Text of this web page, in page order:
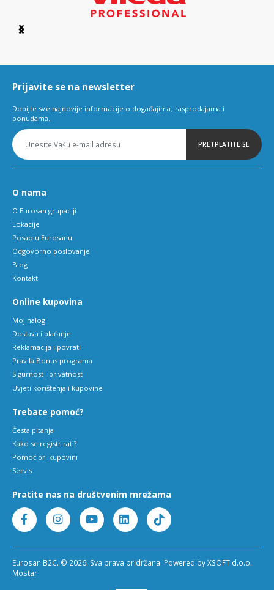
Item
6
Prijavite se na newsletter
Dobijte sve najnovije informacije o događajima, rasprodajama i
ponudama.
PRETPLATITE SE
O nama
O Eurosan grupaciji
Lokacije
Posao u Eurosanu
Odgovorno poslovanje
Blog
Kontakt
Online kupovina
Moj nalog
Dostava i plaćanje
Reklamacija i povrati
Pravila Bonus programa
Sigurnost i privatnost
Uvjeti korištenja i kupovine
Trebate pomoć?
Česta pitanja
Kako se registrirati?
Pomoć pri kupovini
Servis
Pratite nas na društvenim mrežama
Eurosan B2C. © 2026. Sva prava pridržana. Powered by XSOFT d.o.o.
Mostar